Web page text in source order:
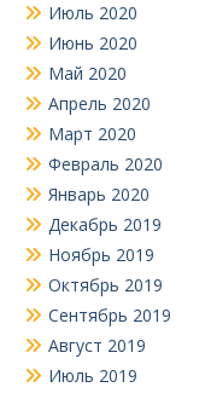
Июль 2020
Июнь 2020
Май 2020
Апрель 2020
Март 2020
Февраль 2020
Январь 2020
Декабрь 2019
Ноябрь 2019
Октябрь 2019
Сентябрь 2019
Август 2019
Июль 2019